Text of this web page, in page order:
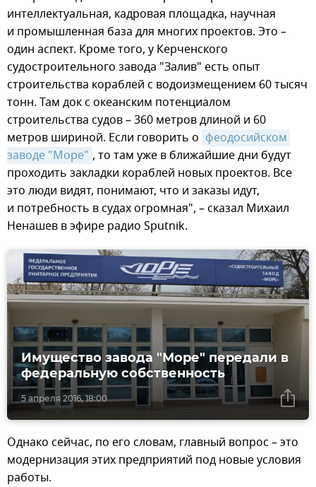
интеллектуальная, кадровая площадка, научная
и промышленная база для многих проектов. Это –
один аспект. Кроме того, у Керченского
судостроительного завода "Залив" есть опыт
строительства кораблей с водоизмещением 60 тысяч
тонн. Там док с океанским потенциалом
строительства судов – 360 метров длиной и 60
метров шириной. Если говорить о феодосийском
заводе "Море" , то там уже в ближайшие дни будут
проходить закладки кораблей новых проектов. Все
это люди видят, понимают, что и заказы идут,
и потребность в судах огромная", – сказал Михаил
Ненашев в эфире радио Sputnik.
5 апреля 2016, 18:00
Имущество завода "Море" передали в
федеральную собственность
Однако сейчас, по его словам, главный вопрос – это
модернизация этих предприятий под новые условия
работы.